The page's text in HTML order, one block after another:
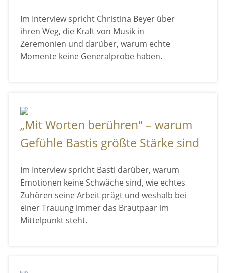
Im Interview spricht Christina Beyer über
ihren Weg, die Kraft von Musik in
Zeremonien und darüber, warum echte
Momente keine Generalprobe haben.
„Mit Worten berühren" – warum
Gefühle Bastis größte Stärke sind
Im Interview spricht Basti darüber, warum
Emotionen keine Schwäche sind, wie echtes
Zuhören seine Arbeit prägt und weshalb bei
einer Trauung immer das Brautpaar im
Mittelpunkt steht.